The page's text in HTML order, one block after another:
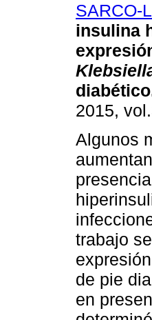
SARCO-
insulina
diabético
2015,
Algunos
trabajo
de pie
en